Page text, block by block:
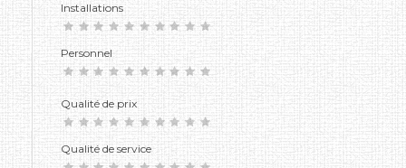
Installations
Personnel
Qualité de prix
Qualité de service